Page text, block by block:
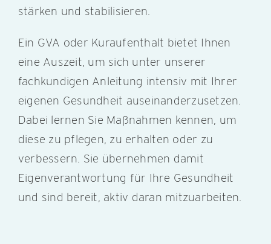
stärken und stabilisieren.
Ein GVA oder Kuraufenthalt bietet Ihnen
eine Auszeit, um sich unter unserer
fachkundigen Anleitung intensiv mit Ihrer
eigenen Gesundheit auseinanderzusetzen.
Dabei lernen Sie Maßnahmen kennen, um
diese zu pflegen, zu erhalten oder zu
verbessern. Sie übernehmen damit
Eigenverantwortung für Ihre Gesundheit
und sind bereit, aktiv daran mitzuarbeiten.